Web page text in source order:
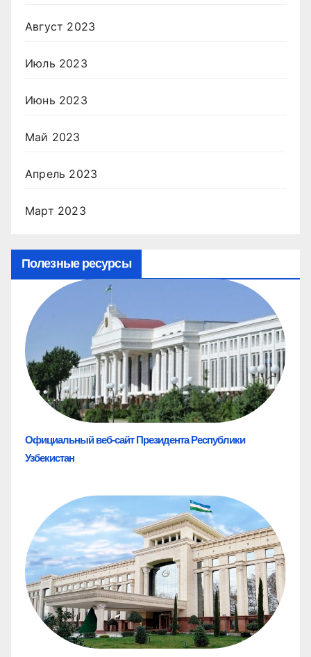
Август 2023
Июль 2023
Июнь 2023
Май 2023
Апрель 2023
Март 2023
Полезные ресурсы
Официальный веб-сайт Президента Республики
Узбекистан